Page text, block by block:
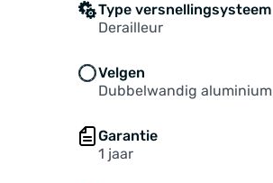
Type versnellingsysteem
Derailleur
Velgen
Dubbelwandig aluminium
Garantie
1 jaar